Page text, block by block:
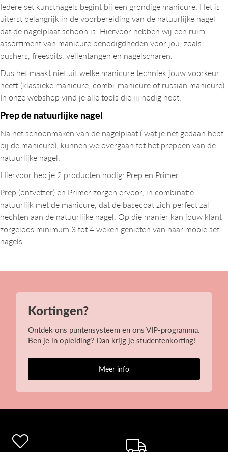
Iedere set kunstnagels begint bij een grondige manicure. Het is
uiterst belangrijk in de voorbereiding van de natuurlijke nagel
dat de nagelplaat schoon is. Hiervoor hebben wij een ruim
assortiment van manicure benodigdheden voor jou, zoals
pushers, freesbits, vellentangen en nagelscharen.
Dus het maakt niet uit welke manicure techniek jouw voorkeur
heeft (klassieke manicure, combi-manicure of russian manicure).
In onze webshop vind je alle tools die jij nodig hebt.
Prep de natuurlijke nagel
Na het schoonmaken van de nagelplaat ( wat je net gedaan hebt
bij de manicure), kunnen we overgaan tot het preppen van de
natuurlijke nagel.
Hiervoor heb je 2 producten nodig: Prep en Primer
Prep (ontvetter) en Primer zorgen ervoor, in combinatie
natuurlijk met de manicure, dat de basecoat zich perfect zal
hechten aan de natuurlijke nagel. Op die manier kan jouw klant
zorgeloos minimum 3 tot 4 weken genieten van haar mooie set
nagels.
Kortingen?
Ontdek ons puntensysteem en ons VIP-programma.
Ben je in opleiding? Dan krijg je studentenkorting!
Meer info